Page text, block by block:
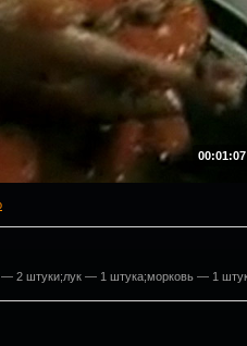
00:01:07
2 штуки;лук — 1 штука;морковь — 1